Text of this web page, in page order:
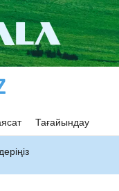
Тағайындау